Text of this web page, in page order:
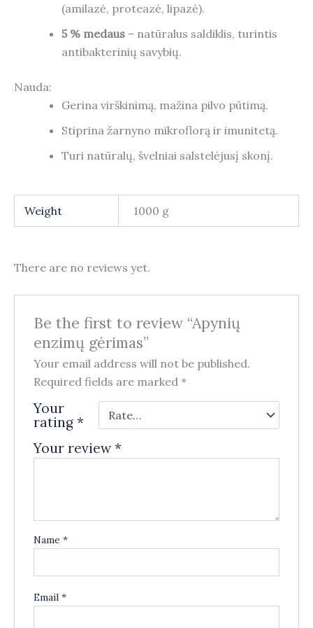
(amilazė, proteazė, lipazė).
5 % medaus – natūralus saldiklis, turintis
antibakterinių savybių.
Nauda:
Gerina virškinimą, mažina pilvo pūtimą.
Stiprina žarnyno mikroflorą ir imunitetą.
Turi natūralų, švelniai salstelėjusį skonį.
Weight 1000 g
There are no reviews yet.
Be the first to review “Apynių
enzimų gėrimas”
Your email address will not be published.
Required fields are marked *
Your
rating *
Your review*
Name *
Email *